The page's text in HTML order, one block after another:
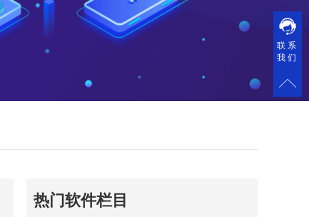
热门软件栏目
联系
我们